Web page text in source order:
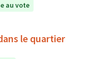
au vote
le quartier